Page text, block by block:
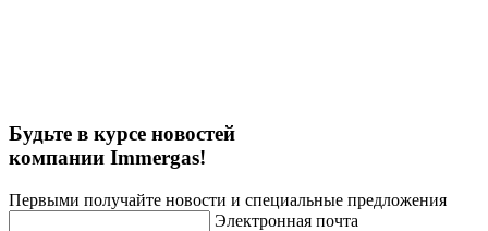
Будьте в курсе новостей
компании Immergas!
Первыми получайте новости и специальные предложения
Электронная почта